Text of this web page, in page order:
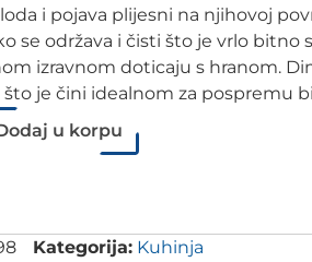
i pojava plijesni na njihovoj
se održava i čisti što je vrlo bitno
izravnom doticaju s hranom.
što je čini idealnom za pospremu
u korpu
Kategorija: Kuhinja